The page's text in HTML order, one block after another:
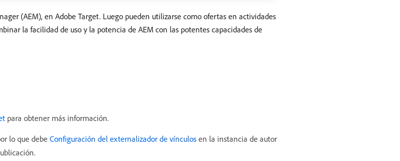
(AEM), en Adobe Target. Luego pueden utilizarse como ofertas en actividades
la facilidad de uso y la potencia de AEM con las potentes capacidades de
para obtener más información.
lo que debe Configuración del externalizador de vínculos en la instancia de autor